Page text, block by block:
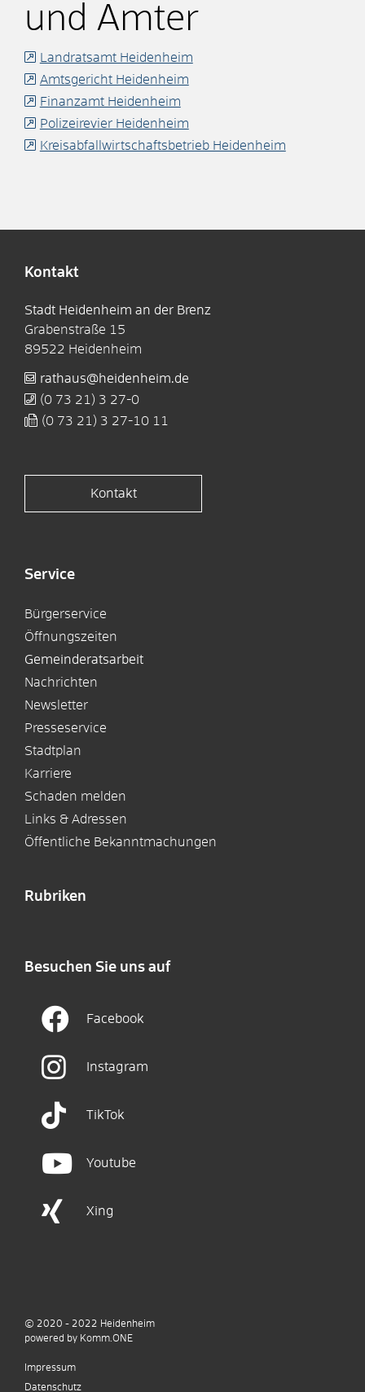
und Ämter
Landratsamt Heidenheim
Amtsgericht Heidenheim
Finanzamt Heidenheim
Polizeirevier Heidenheim
Kreisabfallwirtschaftsbetrieb Heidenheim
Kontakt
Stadt Heidenheim an der Brenz
Grabenstraße 15
89522 Heidenheim
rathaus@heidenheim.de
(0 73 21) 3 27-0
(0 73 21) 3 27-10 11
Kontakt
Service
Bürgerservice
Öffnungszeiten
Gemeinderatsarbeit
Nachrichten
Newsletter
Presseservice
Stadtplan
Karriere
Schaden melden
Links & Adressen
Öffentliche Bekanntmachungen
Rubriken
Besuchen Sie uns auf
Facebook
Instagram
TikTok
Youtube
Xing
© 2020 - 2022 Heidenheim
powered by Komm.ONE
Impressum
Datenschutz